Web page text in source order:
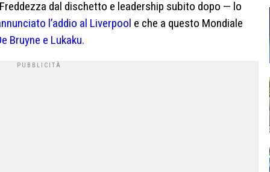
dal dischetto e leadership subito dopo — lo
l’addio al Liverpool e che a questo Mondiale
Bruyne e Lukaku.